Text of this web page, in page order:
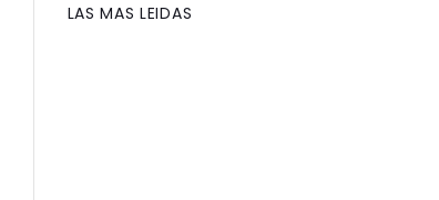
LAS MAS LEIDAS